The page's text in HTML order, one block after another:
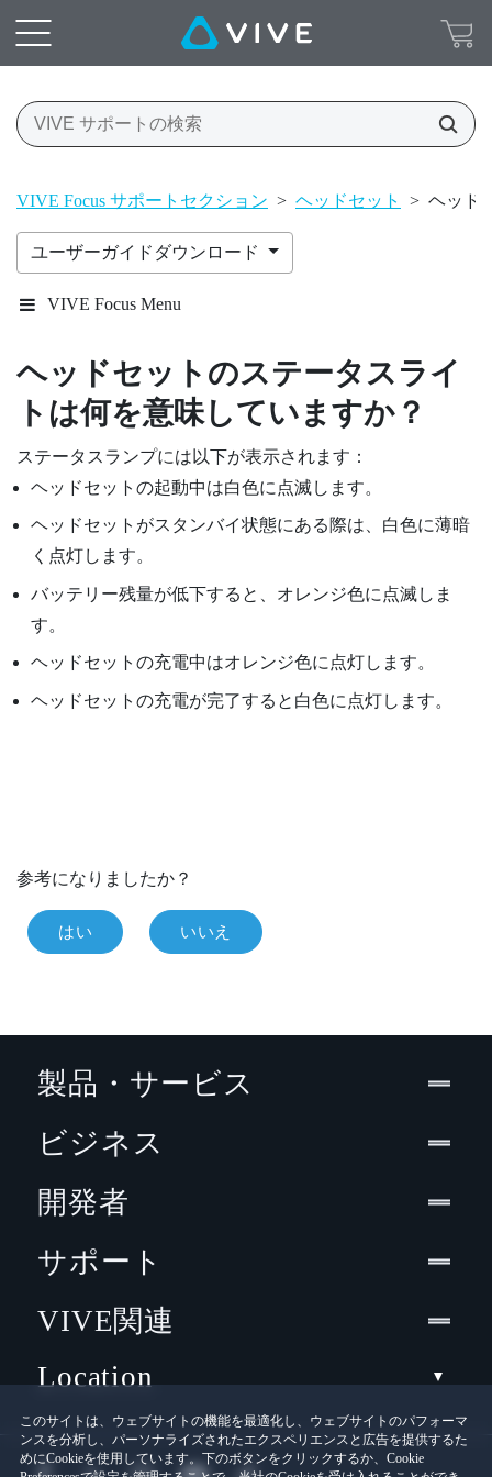
VIVE Focus サポートセクション > ヘッドセット > ヘッド
ユーザーガイドダウンロード
VIVE Focus Menu
ヘッドセットのステータスライ
トは何を意味していますか？
ステータスランプには以下が表示されます：
ヘッドセットの起動中は白色に点滅します。
ヘッドセットがスタンバイ状態にある際は、白色に薄暗
く点灯します。
バッテリー残量が低下すると、オレンジ色に点滅しま
す。
ヘッドセットの充電中はオレンジ色に点灯します。
ヘッドセットの充電が完了すると白色に点灯します。
参考になりましたか？
はい いいえ
このサイトは、ウェブサイトの機能を最適化し、ウェブサイトのパフォーマ
ンスを分析し、パーソナライズされたエクスペリエンスと広告を提供するた
めにCookieを使用しています。下のボタンをクリックするか、Cookie
製品・サービス
ビジネス
開発者
サポート
VIVE関連
Location